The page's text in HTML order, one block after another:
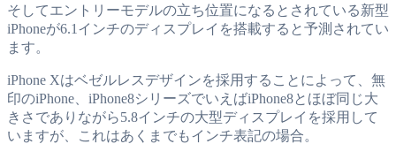
そしてエントリーモデルの立ち位置になるとされている新型
iPhoneが6.1インチのディスプレイを搭載すると予測されてい
ます。
iPhone Xはベゼルレスデザインを採用することによって、無
印のiPhone、iPhone8シリーズでいえばiPhone8とほぼ同じ大
きさでありながら5.8インチの大型ディスプレイを採用して
いますが、これはあくまでもインチ表記の場合。